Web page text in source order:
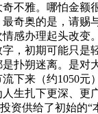
不雅。哪怕金额
奇奥的是，请
感办理起头改变
，初期可能只是
扑朔迷离。是对
下来（约1050元
生扎下更深、更
资供给了初始